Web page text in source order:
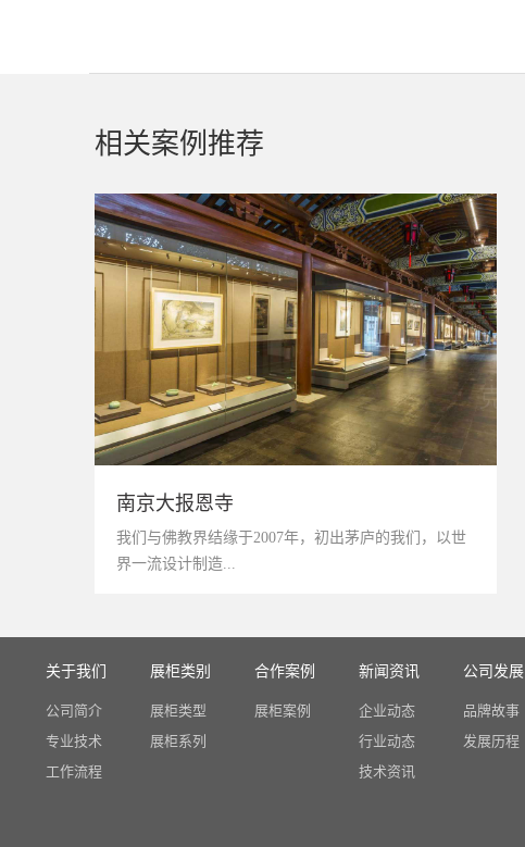
相关案例推荐
南京大报恩寺
我们与佛教界结缘于2007年，初出茅庐的我们，以世
界一流设计制造...
关于我们
公司简介
专业技术
工作流程
展柜类别
展柜类型
展柜系列
合作案例
展柜案例
新闻资讯
企业动态
行业动态
技术资讯
公司发展
品牌故事
发展历程